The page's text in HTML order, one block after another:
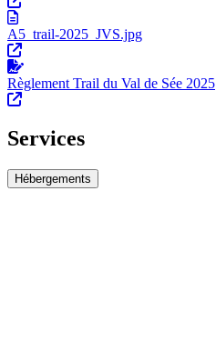
A5_trail-2025_JVS.jpg
Règlement Trail du Val de Sée 2025
Services
Hébergements